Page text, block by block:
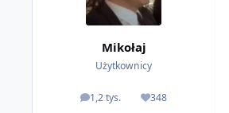
Mikołaj
Użytkownicy
1,2 tys.
odpowiedzi348
Reputacja